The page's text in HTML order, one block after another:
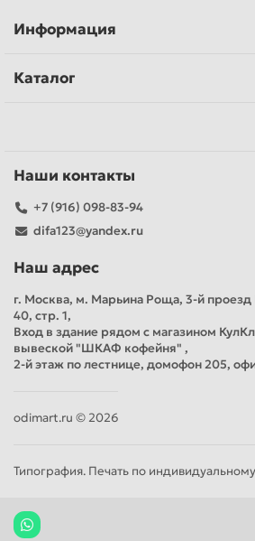
Информация
Каталог
Наши контакты
+7 (916) 098-83-94
difa123@yandex.ru
Наш адрес
г. Москва, м. Марьина Роща, 3-й
40, стр. 1,
Вход в здание рядом с магазином
вывеской "ШКАФ кофейня" ,
2-й этаж по лестнице, домофон 205,
odimart.ru © 2026
Типография. Печать по индивидуальному